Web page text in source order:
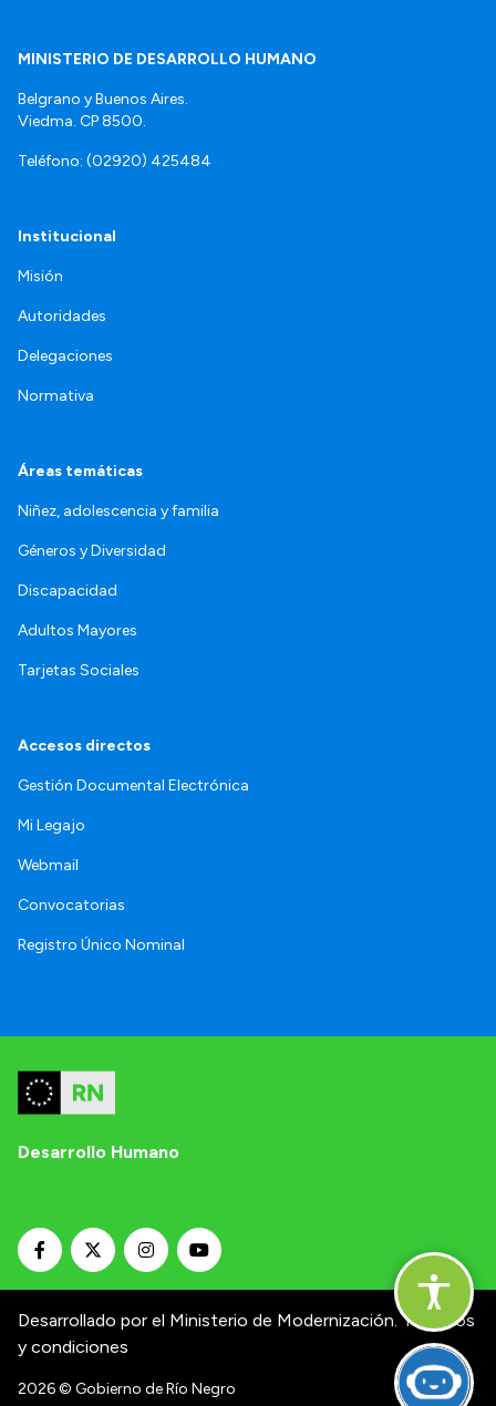
MINISTERIO DE DESARROLLO HUMANO
Belgrano y Buenos Aires.
Viedma. CP 8500.
Teléfono: (02920) 425484
Institucional
Misión
Autoridades
Delegaciones
Normativa
Áreas temáticas
Niñez, adolescencia y familia
Géneros y Diversidad
Discapacidad
Adultos Mayores
Tarjetas Sociales
Accesos directos
Gestión Documental Electrónica
Mi Legajo
Webmail
Convocatorias
Registro Único Nominal
Desarrollo Humano
Desarrollado por el Ministerio de Modernización. Términos
y condiciones
2026© Gobierno de Río Negro